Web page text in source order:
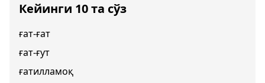
Кейинги 10 та сўз
ғат-ғат
ғат-ғут
ғатилламоқ